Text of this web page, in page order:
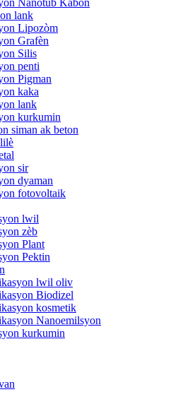
Nanotub Kabòn
lank
Lipozòm
Grafèn
Silis
penti
Pigman
kaka
lank
kurkumin
siman ak beton
sir
dyaman
fotovoltaik
lwil
zèb
Plant
Pektin
lwil oliv
Biodizel
kosmetik
Nanoemilsyon
kurkumin